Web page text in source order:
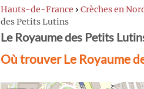
Hauts-de-France › Crèches en
des Petits Lutins
Le Royaume des Petits
Où trouver Le Royaume